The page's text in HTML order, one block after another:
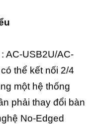
AC-USB2U/AC-
thể kết nối 2/4
một hệ thống
phải thay đổi bàn
No-Edged